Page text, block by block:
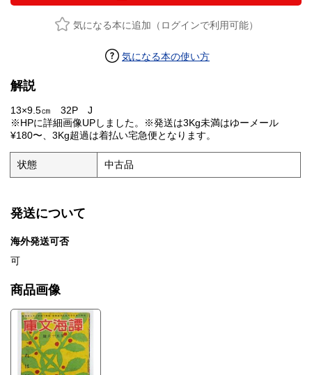
気になる本に追加（ログインで利用可能）
気になる本の使い方
解説
13×9.5㎝ 32P J
※HPに詳細画像UPしました。※発送は3Kg未満はゆーメール
¥180〜、3Kg超過は着払い宅急便となります。
状態 中古品
発送について
海外発送可否
可
商品画像